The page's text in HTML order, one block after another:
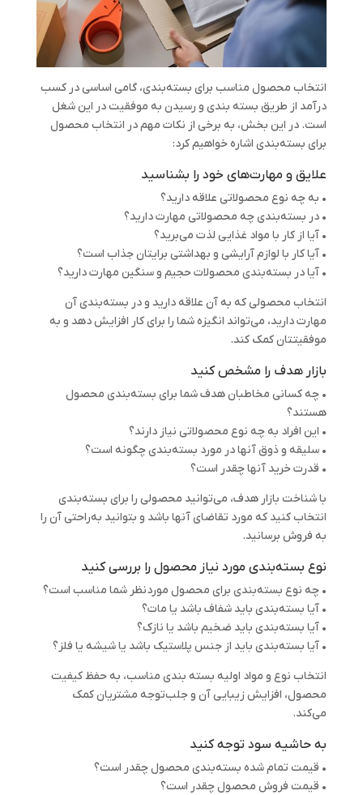
انتخاب محصول مناسب برای بسته‌بندی، گامی اساسی در کسب
درآمد از طریق بسته بندی و رسیدن به موفقیت در این شغل
است. در این بخش، به برخی از نکات مهم در انتخاب محصول
برای بسته‌بندی اشاره خواهیم کرد:
علایق و مهارت‌های خود را بشناسید
• به چه نوع محصولاتی علاقه دارید؟
• در بسته‌بندی چه محصولاتی مهارت دارید؟
• آیا از کار با مواد غذایی لذت می‌برید؟
• آیا کار با لوازم آرایشی و بهداشتی برایتان جذاب است؟
• آیا در بسته‌بندی محصولات حجیم و سنگین مهارت دارید؟
انتخاب محصولی که به آن علاقه دارید و در بسته‌بندی آن
مهارت دارید، می‌تواند انگیزه شما را برای کار افزایش دهد و به
موفقیتتان کمک کند.
بازار هدف را مشخص کنید
• چه کسانی مخاطبان هدف شما برای بسته‌بندی محصول
هستند؟
• این افراد به چه نوع محصولاتی نیاز دارند؟
• سلیقه و ذوق آنها در مورد بسته‌بندی چگونه است؟
• قدرت خرید آنها چقدر است؟
با شناخت بازار هدف، می‌توانید محصولی را برای بسته‌بندی
انتخاب کنید که مورد تقاضای آنها باشد و بتوانید به‌راحتی آن را
به فروش برسانید.
نوع بسته‌بندی مورد نیاز محصول را بررسی کنید
• چه نوع بسته‌بندی برای محصول موردنظر شما مناسب است؟
• آیا بسته‌بندی باید شفاف باشد یا مات؟
• آیا بسته‌بندی باید ضخیم باشد یا نازک؟
• آیا بسته‌بندی باید از جنس پلاستیک باشد یا شیشه یا فلز؟
انتخاب نوع و مواد اولیه بسته بندی مناسب، به حفظ کیفیت
محصول، افزایش زیبایی آن و جلب‌توجه مشتریان کمک
می‌کند.
به حاشیه سود توجه کنید
• قیمت تمام شده بسته‌بندی محصول چقدر است؟
• قیمت فروش محصول چقدر است؟